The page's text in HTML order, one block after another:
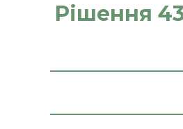
Рішення